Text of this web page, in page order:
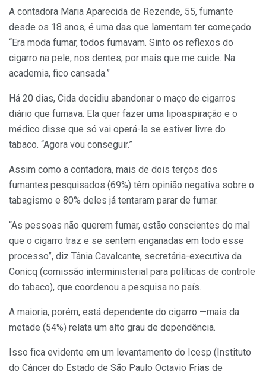
A contadora Maria Aparecida de Rezende, 55, fumante
desde os 18 anos, é uma das que lamentam ter começado.
“Era moda fumar, todos fumavam. Sinto os reflexos do
cigarro na pele, nos dentes, por mais que me cuide. Na
academia, fico cansada.”
Há 20 dias, Cida decidiu abandonar o maço de cigarros
diário que fumava. Ela quer fazer uma lipoaspiração e o
médico disse que só vai operá-la se estiver livre do
tabaco. “Agora vou conseguir.”
Assim como a contadora, mais de dois terços dos
fumantes pesquisados (69%) têm opinião negativa sobre o
tabagismo e 80% deles já tentaram parar de fumar.
“As pessoas não querem fumar, estão conscientes do mal
que o cigarro traz e se sentem enganadas em todo esse
processo”, diz Tânia Cavalcante, secretária-executiva da
Conicq (comissão interministerial para políticas de controle
do tabaco), que coordenou a pesquisa no país.
A maioria, porém, está dependente do cigarro —mais da
metade (54%) relata um alto grau de dependência.
Isso fica evidente em um levantamento do Icesp (Instituto
do Câncer do Estado de São Paulo Octavio Frias de